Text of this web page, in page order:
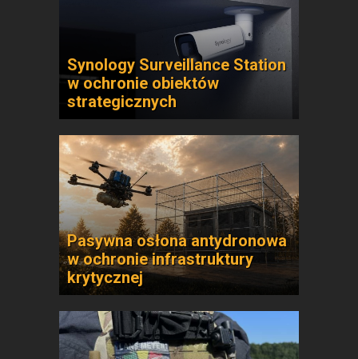
Synology Surveillance Station
w ochronie obiektów
strategicznych
Pasywna osłona antydronowa
w ochronie infrastruktury
krytycznej